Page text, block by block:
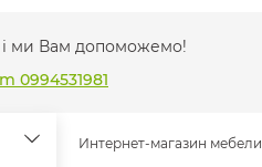
і ми Вам допоможемо!
0994531981
Интернет-магазин мебели